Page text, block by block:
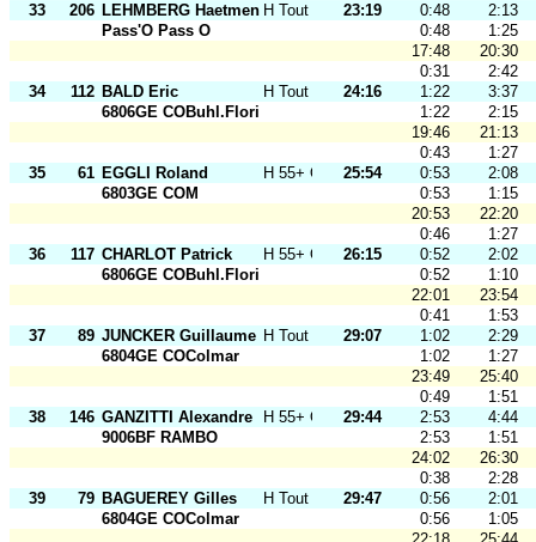
33
206 LEHMBERG Haetment H Tout Ages23:19 0:48
2:13
Pass'O Pass O
0:48
1:25
17:48
20:30
0:31
2:42
34
112 BALD Eric H Tout Ages24:16 1:22
3:37
6806GE COBuhl.Florival
1:22
2:15
19:46
21:13
0:43
1:27
35
61 EGGLI Roland H 55+ O 25:54 0:53
2:08
6803GE COM
0:53
1:15
20:53
22:20
0:46
1:27
36
117 CHARLOT Patrick H 55+ O 26:15 0:52
2:02
6806GE COBuhl.Florival
0:52
1:10
22:01
23:54
0:41
1:53
37
89 JUNCKER Guillaume H Tout Ages29:07 1:02
2:29
6804GE COColmar
1:02
1:27
23:49
25:40
0:49
1:51
38
146 GANZITTI Alexandre H 55+ O 29:44 2:53
4:44
9006BF RAMBO
2:53
1:51
24:02
26:30
0:38
2:28
39
79 BAGUEREY Gilles H Tout Ages29:47 0:56
2:01
6804GE COColmar
0:56
1:05